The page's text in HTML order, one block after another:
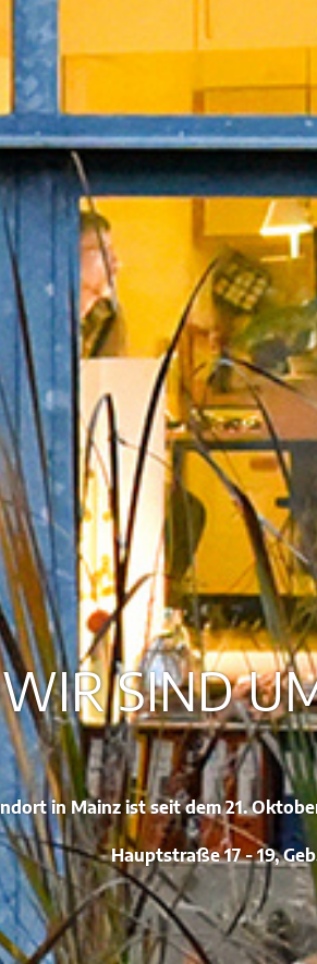
WIR SIND
inMainz ist seit dem 21.
Hauptstraße 17 - 19,